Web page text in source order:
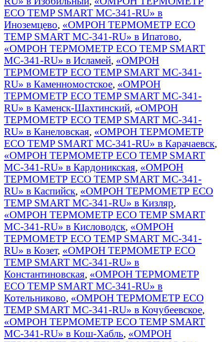
ECO TEMP SMART MC-341-RU» в
Иноземцево, «ОМРОН ТЕРМОМЕТР ECO
TEMP SMART MC-341-RU» в Ипатово,
«ОМРОН ТЕРМОМЕТР ECO TEMP SMART
MC-341-RU» в Исламей, «ОМРОН
ТЕРМОМЕТР ECO TEMP SMART MC-341-
RU» в Каменномостское, «ОМРОН
ТЕРМОМЕТР ECO TEMP SMART MC-341-
RU» в Каменск-Шахтинский, «ОМРОН
ТЕРМОМЕТР ECO TEMP SMART MC-341-
RU» в Канеловская, «ОМРОН ТЕРМОМЕТР
ECO TEMP SMART MC-341-RU» в Карачаевск,
«ОМРОН ТЕРМОМЕТР ECO TEMP SMART
MC-341-RU» в Кардоникская, «ОМРОН
ТЕРМОМЕТР ECO TEMP SMART MC-341-
RU» в Каспийск, «ОМРОН ТЕРМОМЕТР ECO
TEMP SMART MC-341-RU» в Кизляр,
«ОМРОН ТЕРМОМЕТР ECO TEMP SMART
MC-341-RU» в Кисловодск, «ОМРОН
ТЕРМОМЕТР ECO TEMP SMART MC-341-
RU» в Козет, «ОМРОН ТЕРМОМЕТР ECO
TEMP SMART MC-341-RU» в
Константиновская, «ОМРОН ТЕРМОМЕТР
ECO TEMP SMART MC-341-RU» в
Котельниково, «ОМРОН ТЕРМОМЕТР ECO
TEMP SMART MC-341-RU» в Кочубеевское,
«ОМРОН ТЕРМОМЕТР ECO TEMP SMART
MC-341-RU» в Кош-Хабль, «ОМРОН